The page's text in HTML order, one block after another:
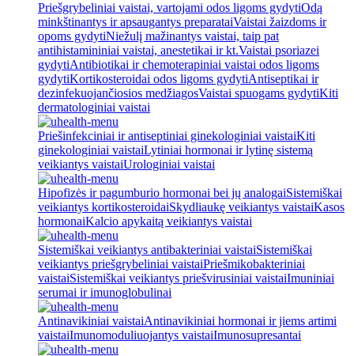
Priešgrybeliniai vaistai, vartojami odos ligoms gydytiOdą
minkštinantys ir apsaugantys preparataiVaistai žaizdoms ir
opoms gydytiNiežulį mažinantys vaistai, taip pat
antihistamininiai vaistai, anestetikai ir kt.Vaistai psoriazei
gydytiAntibiotikai ir chemoterapiniai vaistai odos ligoms
gydytiKortikosteroidai odos ligoms gydytiAntiseptikai ir
dezinfekuojančiosios medžiagosVaistai spuogams gydytiKiti
dermatologiniai vaistai
Priešinfekciniai ir antiseptiniai ginekologiniai vaistaiKiti
ginekologiniai vaistaiLytiniai hormonai ir lytinę sistemą
veikiantys vaistaiUrologiniai vaistai
Hipofizės ir pagumburio hormonai bei jų analogaiSistemiškai
veikiantys kortikosteroidaiSkydliaukę veikiantys vaistaiKasos
hormonaiKalcio apykaitą veikiantys vaistai
Sistemiškai veikiantys antibakteriniai vaistaiSistemiškai
veikiantys priešgrybeliniai vaistaiPriešmikobakteriniai
vaistaiSistemiškai veikiantys priešvirusiniai vaistaiImuniniai
serumai ir imunoglobulinai
Antinavikiniai vaistaiAntinavikiniai hormonai ir jiems artimi
vaistaiImunomoduliuojantys vaistaiImunosupresantai